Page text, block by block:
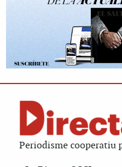
Periodisme cooperatiu